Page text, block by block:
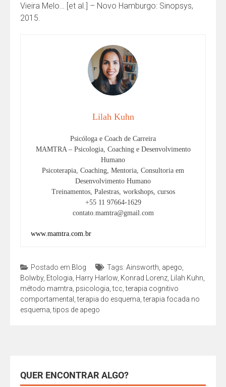
Vieira Melo… [et al.] – Novo Hamburgo: Sinopsys,
2015.
Lilah Kuhn
Psicóloga e Coach de Carreira
MAMTRA – Psicologia, Coaching e Desenvolvimento
Humano
Psicoterapia, Coaching, Mentoria, Consultoria em
Desenvolvimento Humano
Treinamentos, Palestras, workshops, cursos
+55 11 97664-1629
contato.mamtra@gmail.com
www.mamtra.com.br
Postado em Blog Tags: Ainsworth apego
Bolwby, Etologia Harry Harlow Konrad Lorenz Lilah Kuhn
método mamtra psicologia ,tcc ,terapia cognitivo
comportamental ,terapia do esquema ,terapia focada no
esquema ,tipos de apego
QUER ENCONTRAR ALGO?